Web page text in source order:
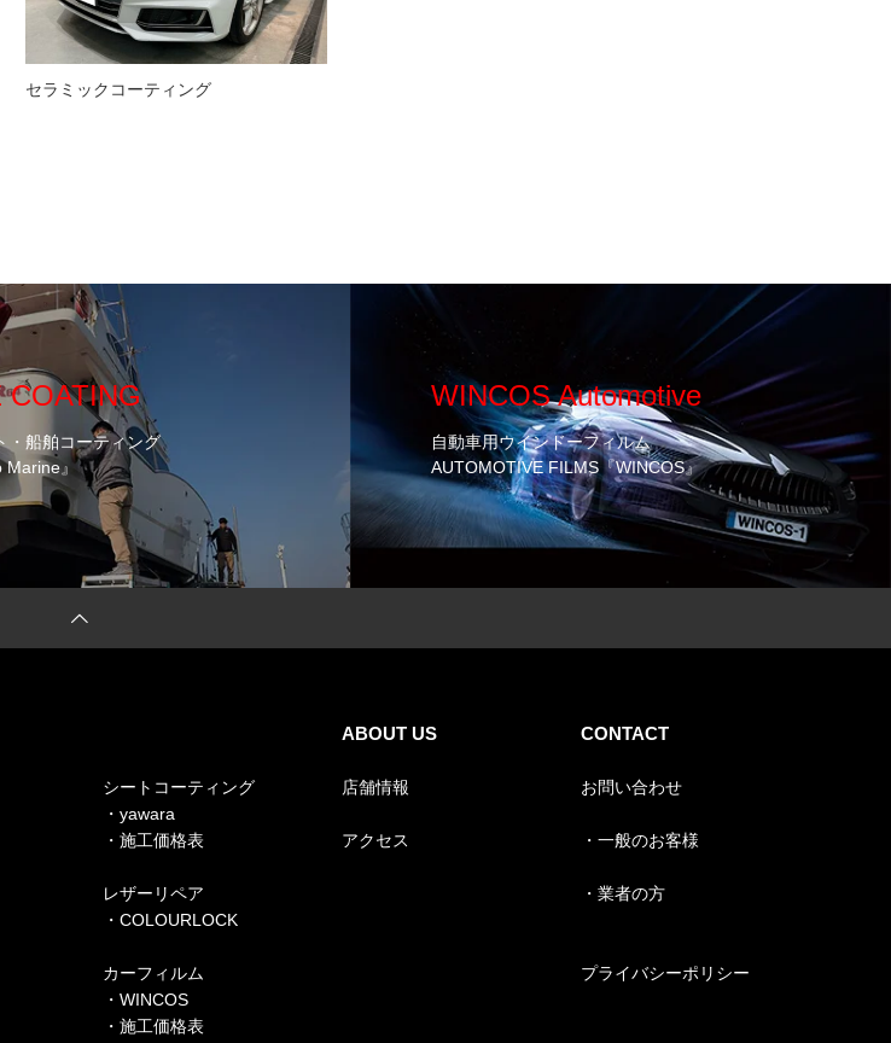
セラミックコーティング
COATING
・船舶コーティング
Marine』
WINCOS Automotive
自動車用ウインドーフィルム
AUTOMOTIVE FILMS『WINCOS』
シートコーティング
・yawara
・施工価格表
レザーリペア
・COLOURLOCK
カーフィルム
・WINCOS
・施工価格表
ABOUT US
店舗情報
アクセス
CONTACT
お問い合わせ
・一般のお客様
・業者の方
プライバシーポリシー